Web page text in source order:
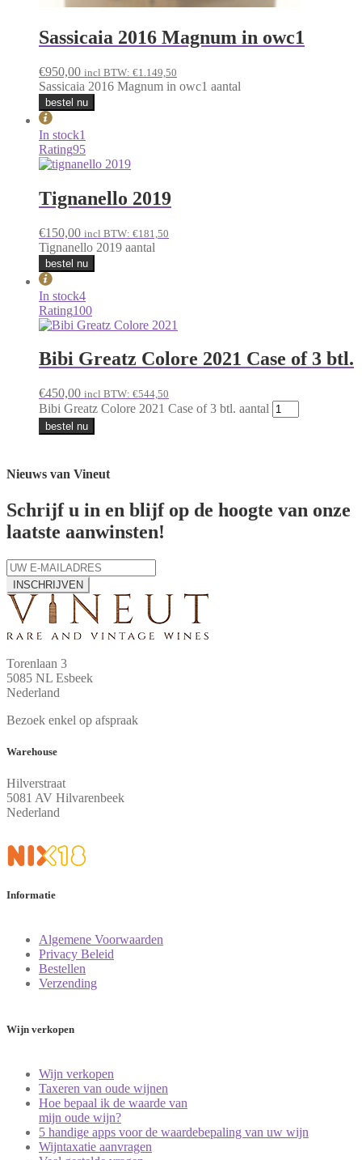
Sassicaia 2016 Magnum in owc1
€950,00 incl BTW: €1.149,50
Sassicaia 2016 Magnum in owc1 aantal
bestel nu
In stock1
Rating95
Tignanello 2019
€150,00 incl BTW: €181,50
Tignanello 2019 aantal
bestel nu
In stock4
Rating100
Bibi Greatz Colore 2021 Case of 3 btl.
€450,00 incl BTW: €544,50
Bibi Greatz Colore 2021 Case of 3 btl. aantal
bestel nu
Nieuws van Vineut
Schrijf u in en blijf op de hoogte van onze
laatste aanwinsten!
INSCHRIJVEN
Torenlaan 3
5085 NL Esbeek
Nederland
Bezoek enkel op afspraak
Warehouse
Hilverstraat
5081 AV Hilvarenbeek
Nederland
Informatie
Algemene Voorwaarden
Privacy Beleid
Bestellen
Verzending
Wijn verkopen
Wijn verkopen
Taxeren van oude wijnen
Hoe bepaal ik de waarde van
mijn oude wijn?
5 handige apps voor de waardebepaling van uw wijn
Wijntaxatie aanvragen